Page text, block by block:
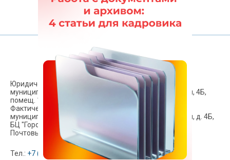
Юридический адрес: 127106, г. Москва, вн. тер. г.
муниципальный округ Марфино, проезд Гостиничный, 4Б,
помещ. 1Н/5
Фактический адрес: 127106, г. Москва, вн.тер.г.
муниципальный округ Марфино, проезд Гостиничный, д. 4Б,
БЦ "Город", помещ 417
Почтовый адрес: 127106, г. Москва, а/я 12
Тел.: +7 (495) 258-08-15,+7 (495) 725-78-13